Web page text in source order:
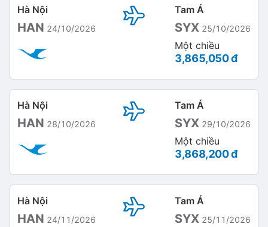
Hà Nội
HAN 24/10/2026
Tam Á
SYX 25/10/2026
Một chiều
3,865,050 đ
Hà Nội
HAN 28/10/2026
Tam Á
SYX 29/10/2026
Một chiều
3,868,200 đ
Hà Nội
HAN 24/11/2026
Tam Á
SYX 25/11/2026